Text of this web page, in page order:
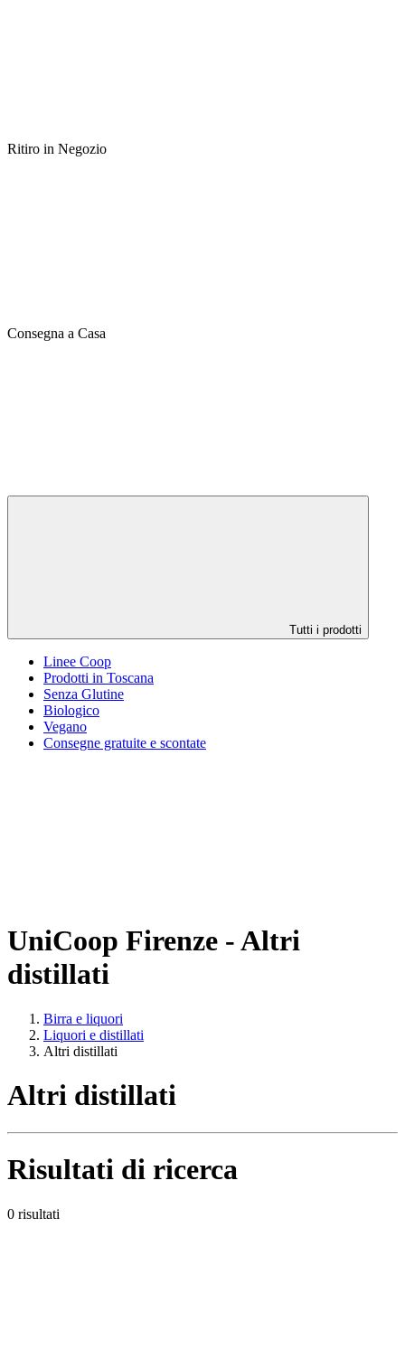
Ritiro in Negozio
Consegna a Casa
Tutti i prodotti
Linee Coop
Prodotti in Toscana
Senza Glutine
Biologico
Vegano
Consegne gratuite e scontate
UniCoop Firenze - Altri
distillati
Birra e liquori
Liquori e distillati
Altri distillati
Altri distillati
Risultati di ricerca
0 risultati